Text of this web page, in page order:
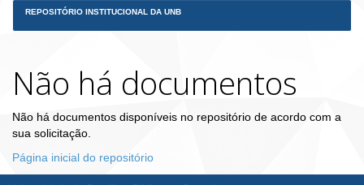
REPOSITÓRIO INSTITUCIONAL DA UNB
Não há documentos
Não há documentos disponíveis no repositório de acordo com a
sua solicitação.
Página inicial do repositório